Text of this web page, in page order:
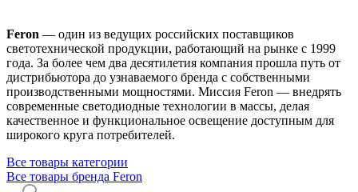
Feron — один из ведущих российских поставщиков
светотехнической продукции, работающий на рынке с 1999
года. За более чем два десятилетия компания прошла путь от
дистрибьютора до узнаваемого бренда с собственными
производственными мощностями. Миссия Feron — внедрять
современные светодиодные технологии в массы, делая
качественное и функциональное освещение доступным для
широкого круга потребителей.
Все товары категории
Все товары бренда Feron